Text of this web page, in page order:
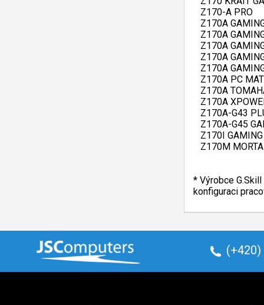
Z170-A PRO
Z170A
Z170A
Z170A
Z170A
Z170A
Z170A PC
Z170A
Z170A
Z170A-G43
Z170A-G45
Z170I
Z170M
* Výrobce
konfiguraci
(+420)